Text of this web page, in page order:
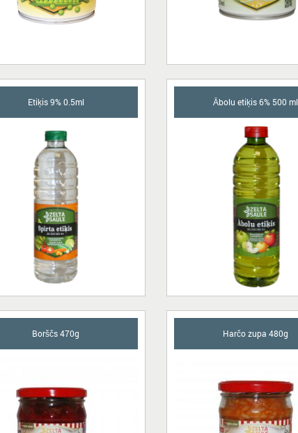
Etiķis 9% 0.5ml Ābolu etiķis 6% 500 ml
Borščs 470g Harčo zupa 480g